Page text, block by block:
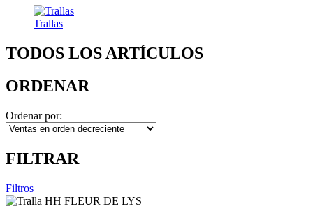
Trallas
TODOS LOS ARTÍCULOS
ORDENAR
Ordenar por:
FILTRAR
Filtros